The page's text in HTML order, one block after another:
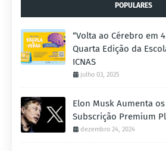
POPULARES
“Volta ao Cérebro em
Quarta Edição da
ICNAS
julho 03, 2025
Elon Musk Aumenta
Subscrição Premium
dezembro 24, 2024